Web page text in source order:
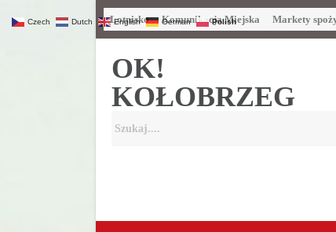
Lotnisko Komunikacja Miejska Markety
OK!
KOŁOBRZEG
Czech Dutch English German Polish